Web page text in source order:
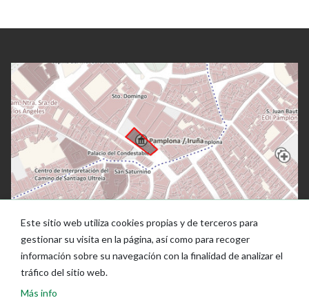
Este sitio web utiliza cookies propias y de terceros para
gestionar su visita en la página, así como para recoger
información sobre su navegación con la finalidad de analizar el
tráfico del sitio web.
Más info